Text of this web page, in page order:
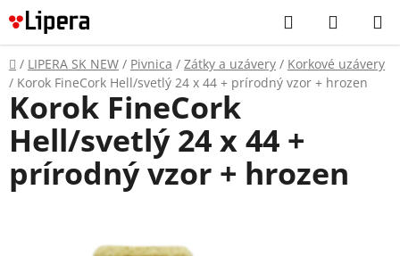
Prejsť
na
obsah
Hľadať
KOŠÍK
Domov
/ LIPERA SK NEW / Pivnica / Zátky a uzávery / Korkové uzávery
/ Korok FineCork Hell/svetlý 24 x 44 + prírodný vzor + hrozen
Korok FineCork
Hell/svetlý 24 x 44 +
prírodný vzor + hrozen